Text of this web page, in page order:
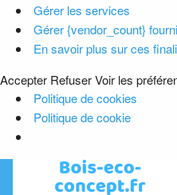
Gérer les services
Gérer {vendor_count}
En savoir plus sur ces
Accepter RefuserVoir les
Politique de cookies
Politique de cookie